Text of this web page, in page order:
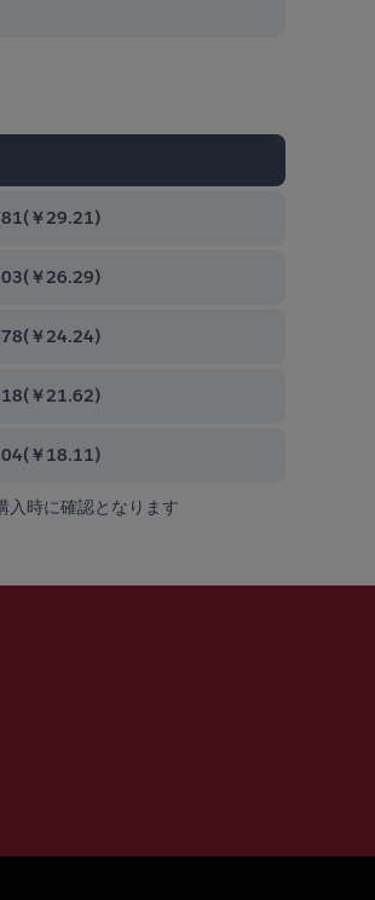
(￥29.21)
(￥26.29)
(￥24.24)
(￥21.62)
(￥18.11)
入時に確認となります